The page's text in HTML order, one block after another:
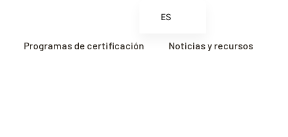
Programas de certificación Noticias y recursos
ES